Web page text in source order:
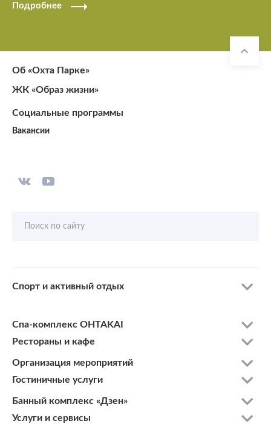
Подробнее
Об «Охта Парке»
ЖК «Образ жизни»
Социальные программы
Вакансии
Поиск по сайту
Спорт и активный отдых
Спа-комплекс OHTAKAI
Рестораны и кафе
Организация мероприятий
Гостиничные услуги
Банный комплекс «Дзен»
Услуги и сервисы